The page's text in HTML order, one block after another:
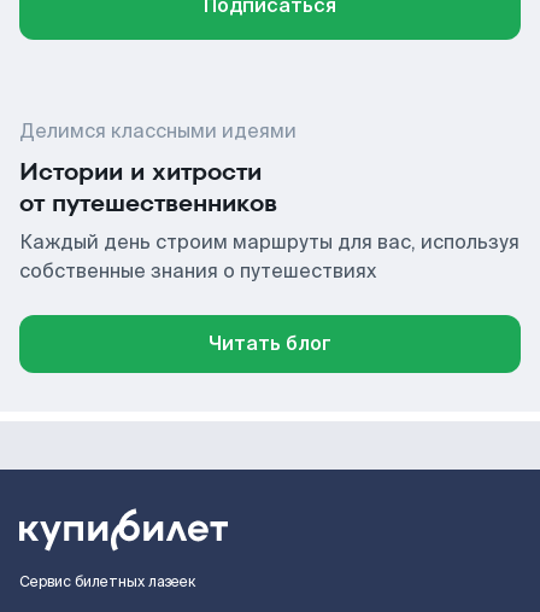
Подписаться
Делимся классными идеями
Истории и хитрости
от путешественников
Каждый день строим маршруты для вас, используя
собственные знания о путешествиях
Читать блог
Сервис билетных лазеек